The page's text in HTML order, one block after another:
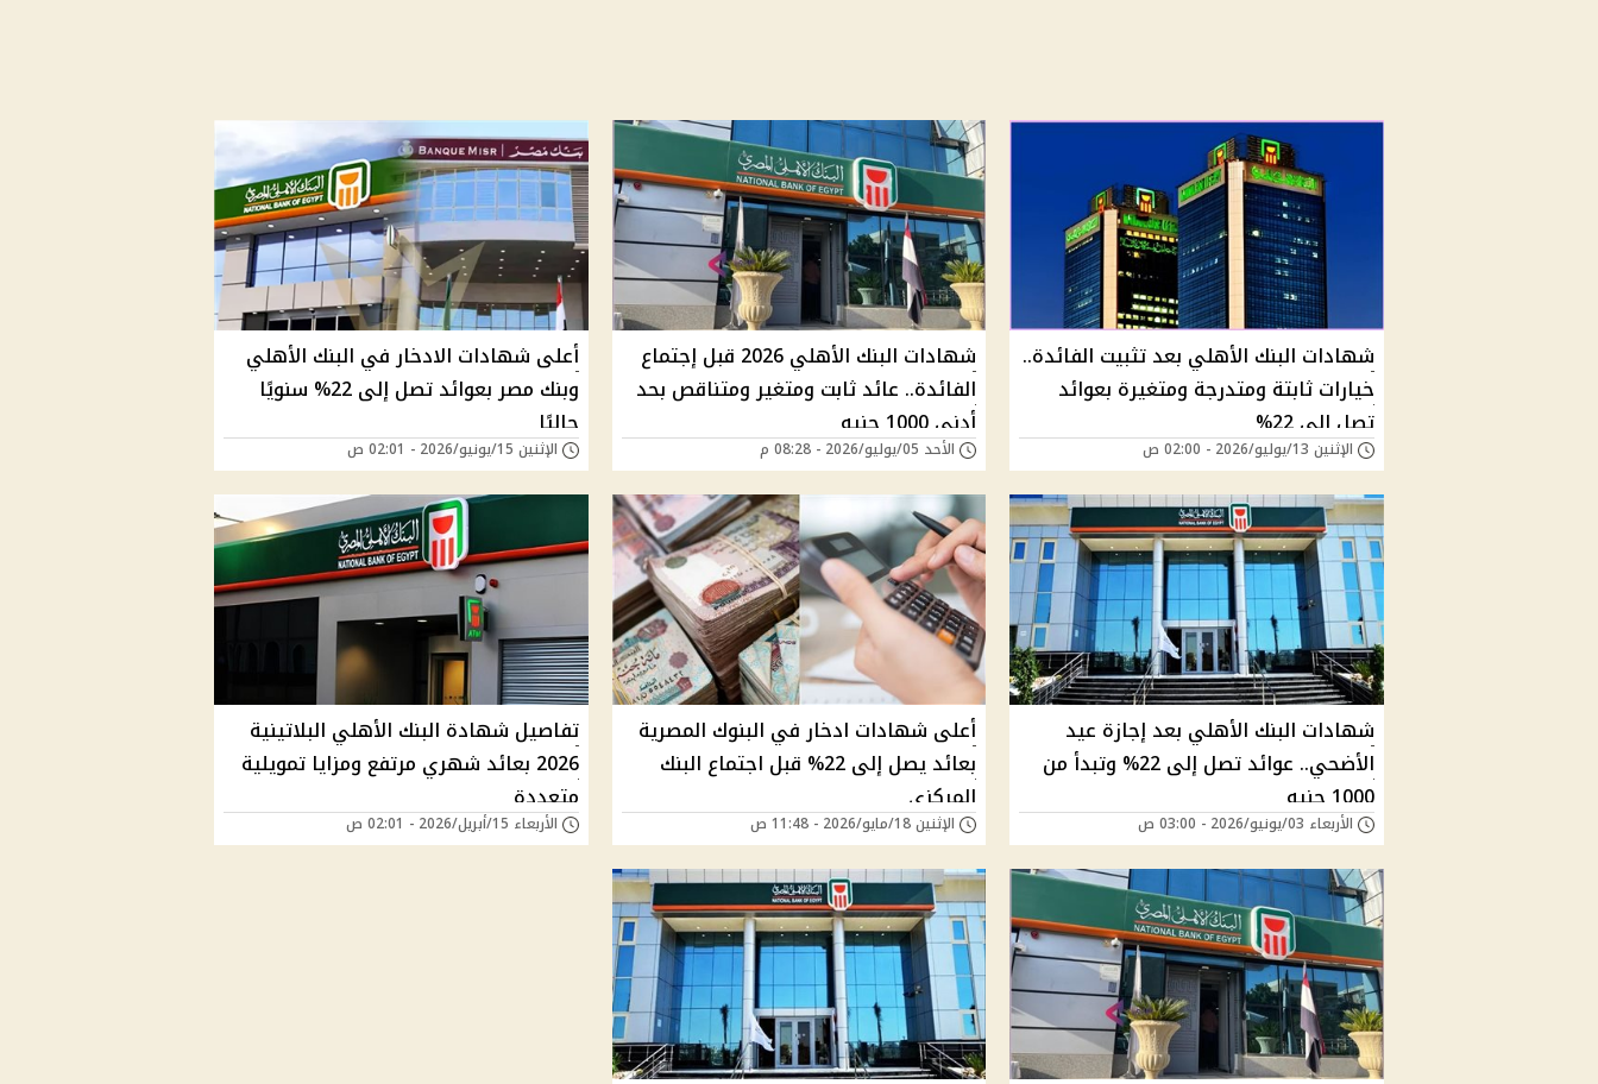
شهادات البنك الأهلي بعد تثبيت الفائدة..
خيارات ثابتة ومتدرجة ومتغيرة بعوائد
تصل إلى 22%
الإثنين 13/يوليو/2026 - 02:00 ص
شهادات البنك الأهلي 2026 قبل إجتماع
الفائدة.. عائد ثابت ومتغير ومتناقص بحد
أدنى 1000 جنيه
الأحد 05/يوليو/2026 - 08:28 م
أعلى شهادات الادخار في البنك الأهلي
وبنك مصر بعوائد تصل إلى 22% سنويًا
حاليًا
الإثنين 15/يونيو/2026 - 02:01 ص
شهادات البنك الأهلي بعد إجازة عيد
الأضحي.. عوائد تصل إلى 22% وتبدأ من
1000 جنيه
الأربعاء 03/يونيو/2026 - 03:00 ص
أعلى شهادات ادخار في البنوك المصرية
بعائد يصل إلى 22% قبل اجتماع البنك
المركزي
الإثنين 18/مايو/2026 - 11:48 ص
تفاصيل شهادة البنك الأهلي البلاتينية
2026 بعائد شهري مرتفع ومزايا تمويلية
متعددة
الأربعاء 15/أبريل/2026 - 02:01 ص